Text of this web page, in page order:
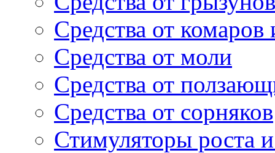
Средства от
Средства от моли
Средства от
Средства от сорняков
Стимуляторы роста и